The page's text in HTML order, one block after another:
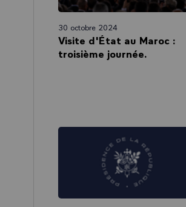
30 octobre 2024
Visite d'État au Maroc :
troisième journée.